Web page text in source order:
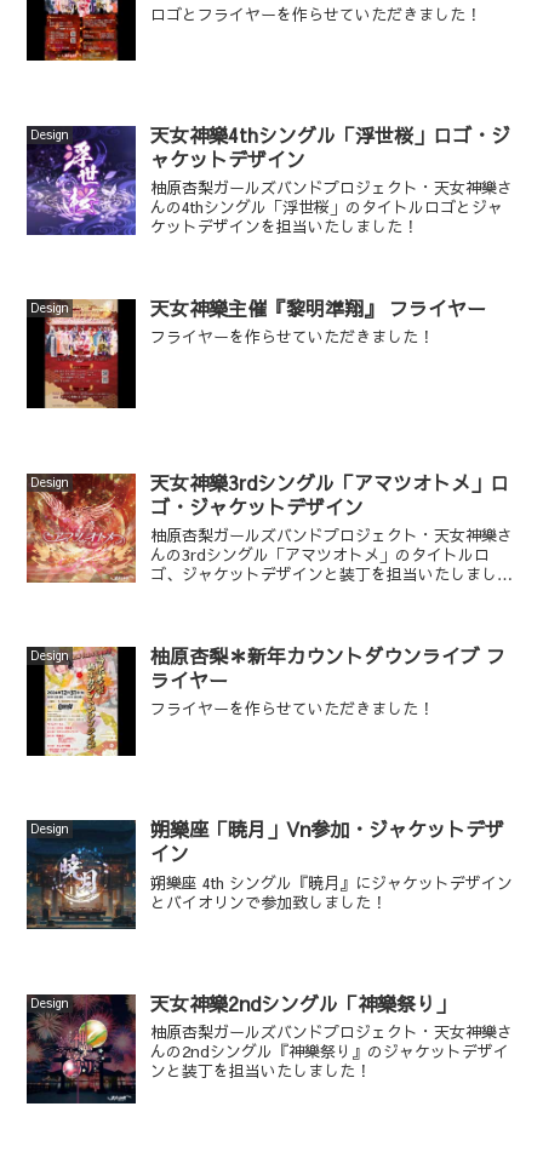
ロゴとフライヤーを作らせていただきました！
Design
天女神樂4thシングル「浮世桜」ロゴ・ジ
ャケットデザイン
柚原杏梨ガールズバンドプロジェクト・天女神樂さ
んの4thシングル「浮世桜」のタイトルロゴとジャ
ケットデザインを担当いたしました！
Design 天女神樂主催『黎明準翔』 フライヤー
フライヤーを作らせていただきました！
Design
天女神樂3rdシングル「アマツオトメ」ロ
ゴ・ジャケットデザイン
柚原杏梨ガールズバンドプロジェクト・天女神樂さ
んの3rdシングル「アマツオトメ」のタイトルロ
ゴ、ジャケットデザインと装丁を担当いたしまし
Design
柚原杏梨＊新年カウントダウンライブ フ
ライヤー
フライヤーを作らせていただきました！
Design
朔樂座「暁月」Vn参加・ジャケットデザ
イン
朔樂座 4th シングル『暁月』にジャケットデザイン
とバイオリンで参加致しました！
Design 天女神樂2ndシングル「神樂祭り」
柚原杏梨ガールズバンドプロジェクト・天女神樂さ
んの2ndシングル『神樂祭り』のジャケットデザイ
ンと装丁を担当いたしました！